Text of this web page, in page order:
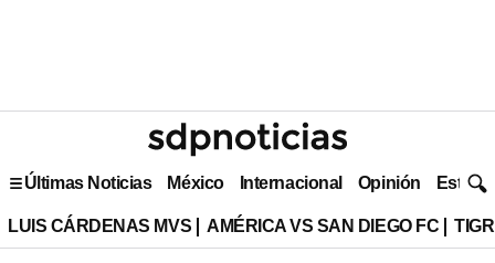
Últimas Noticias México Internacional Opinión Estilo
LUIS CÁRDENAS MVS AMÉRICA VS SAN DIEGO FC